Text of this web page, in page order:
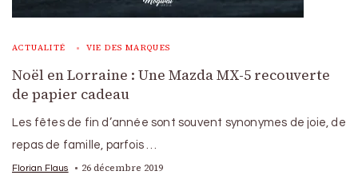
ACTUALITÉ VIE DES MARQUES
Noël en Lorraine : Une Mazda MX-5 recouverte
de papier cadeau
Les fêtes de fin d’année sont souvent synonymes de joie, de
repas de famille, parfois …
Florian Flaus 26 décembre 2019